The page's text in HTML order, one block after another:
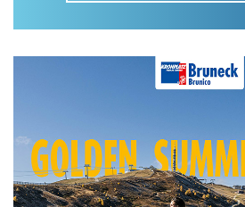
Im Tourenarchiv suchen
Region: